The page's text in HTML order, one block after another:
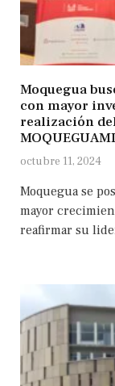
Moquegua
con mayor
realización
octubre 11, 2024
Moquegua se
mayor
reafirmar su